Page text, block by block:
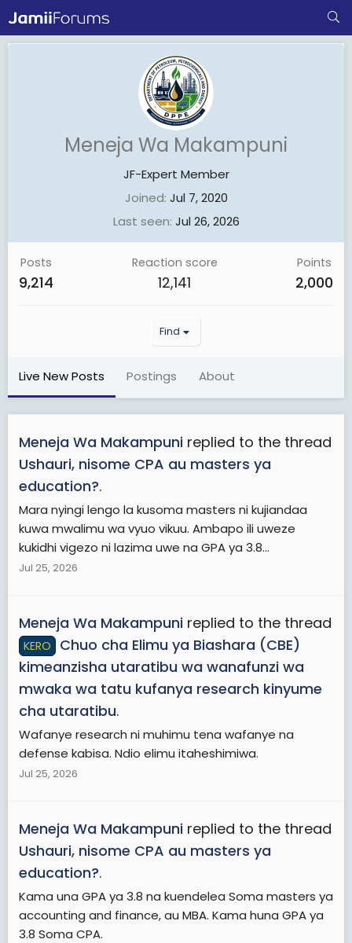
Meneja Wa Makampuni
JF-Expert Member
Joined Jul 7, 2020
Last seen Jul 26, 2026
Posts
9,214
Reaction score
12,141
Points
2,000
Find
Live New Posts Postings About
Meneja Wa Makampuni replied to the thread
Ushauri, nisome CPA au masters ya
education?.
Mara nyingi lengo la kusoma masters ni kujiandaa
kuwa mwalimu wa vyuo vikuu. Ambapo ili uweze
kukidhi vigezo ni lazima uwe na GPA ya 3.8...
Jul 25, 2026
Meneja Wa Makampuni replied to the thread
KERO
Chuo cha Elimu ya Biashara (CBE)
kimeanzisha utaratibu wa wanafunzi wa
mwaka wa tatu kufanya research kinyume
cha utaratibu.
Wafanye research ni muhimu tena wafanye na
defense kabisa. Ndio elimu itaheshimiwa.
Jul 25, 2026
Meneja Wa Makampuni replied to the thread
Ushauri, nisome CPA au masters ya
education?.
Kama una GPA ya 3.8 na kuendelea Soma masters ya
accounting and finance, au MBA. Kama huna GPA ya
3.8 Soma CPA.